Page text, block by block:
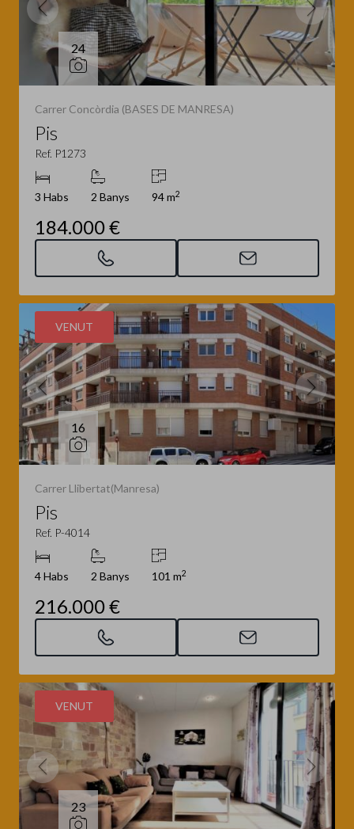
24
Carrer Concòrdia (BASES DE MANRESA)
Pis
Ref. P1273
3 Habs 2 Banys 94 m2
184.000 €
VENUT
16
Carrer Llibertat(Manresa)
Pis
Ref. P-4014
4 Habs 2 Banys 101 m2
216.000 €
VENUT
23